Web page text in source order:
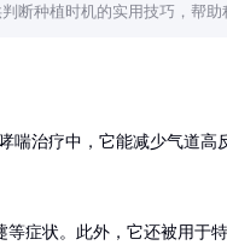
断种植时机的实用技巧，帮助
喘治疗中，它能减少气道
症状。此外，它还被用于